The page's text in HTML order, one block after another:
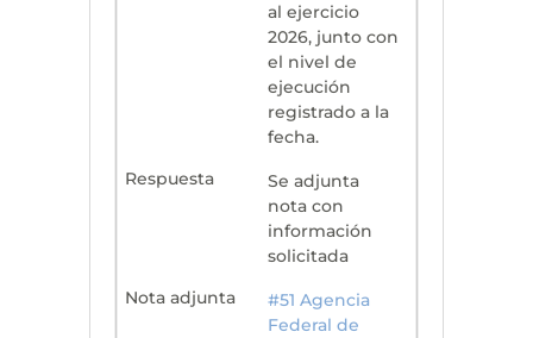
al ejercicio
2026, junto con
el nivel de
ejecución
registrado a la
fecha.
Se adjunta
nota con
información
solicitada
#51 Agencia
Federal de